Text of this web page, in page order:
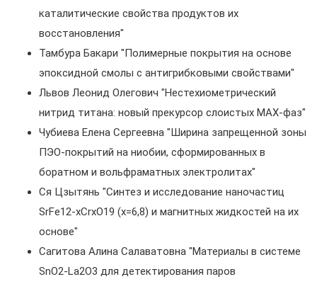
каталитические свойства продуктов их
восстановления"
Тамбура Бакари "Полимерные покрытия на основе
эпоксидной смолы с антигрибковыми свойствами"
Львов Леонид Олегович "Нестехиометрический
нитрид титана: новый прекурсор слоистых MAX-фаз"
Чубиева Елена Сергеевна "Ширина запрещенной зоны
ПЭО-покрытий на ниобии, сформированных в
боратном и вольфраматных электролитах"
Ся Цзытянь "Синтез и исследование наночастиц
SrFe12-xCrxO19 (x=6,8) и магнитных жидкостей на их
основе"
Сагитова Алина Салаватовна "Материалы в системе
SnO2-La2O3 для детектирования паров